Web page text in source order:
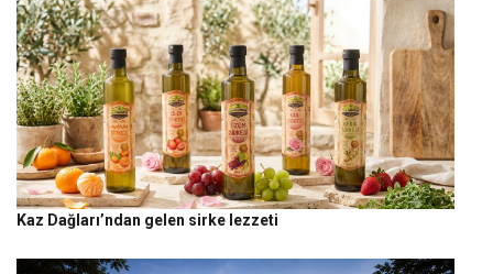
Kaz Dağları’ndan gelen sirke lezzeti